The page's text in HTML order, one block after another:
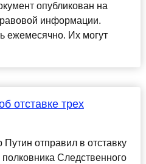
опубликован на
информации.
ежемесячно. Их могут
отставке трех
отправил в отставку
Следственного